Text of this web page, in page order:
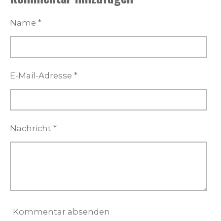
e
e
e
e
Name *
E-Mail-Adresse *
Nachricht *
Kommentar absenden